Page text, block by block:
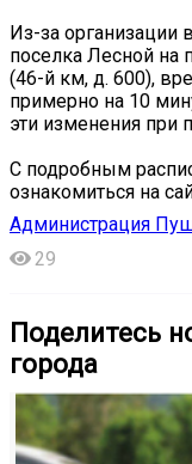
Из-за организации
поселка Лесной на
(46-й км, д. 600),
примерно на 10
эти изменения при
С подробным
ознакомиться на
Администрация
29
Поделитесь
города